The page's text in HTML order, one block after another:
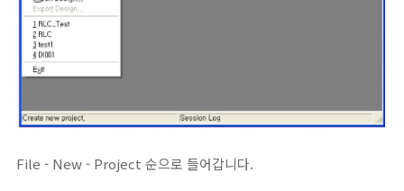
File - New - Project 순으로 들어갑니다.